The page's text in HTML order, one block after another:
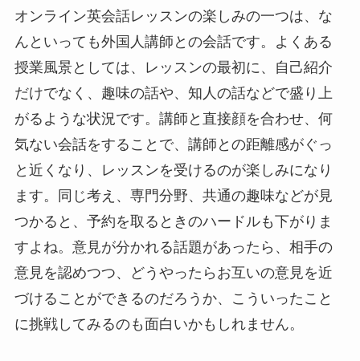
オンライン英会話レッスンの楽しみの一つは、な
んといっても外国人講師との会話です。よくある
授業風景としては、レッスンの最初に、自己紹介
だけでなく、趣味の話や、知人の話などで盛り上
がるような状況です。講師と直接顔を合わせ、何
気ない会話をすることで、講師との距離感がぐっ
と近くなり、レッスンを受けるのが楽しみになり
ます。同じ考え、専門分野、共通の趣味などが見
つかると、予約を取るときのハードルも下がりま
すよね。意見が分かれる話題があったら、相手の
意見を認めつつ、どうやったらお互いの意見を近
づけることができるのだろうか、こういったこと
に挑戦してみるのも面白いかもしれません。